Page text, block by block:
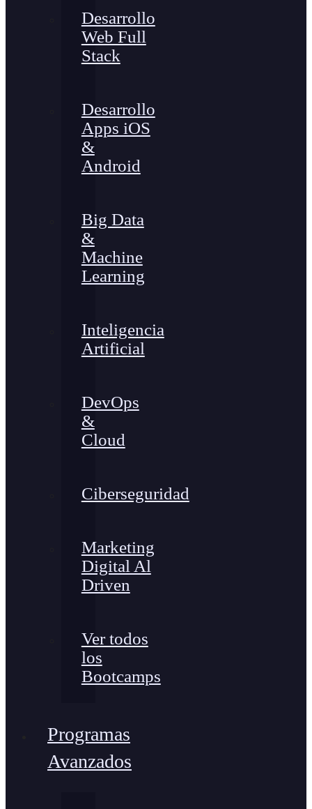
Desarrollo
Web Full
Stack
Desarrollo
Apps iOS
&
Android
Big Data
&
Machine
Learning
Inteligencia
Artificial
DevOps
&
Cloud
Ciberseguridad
Marketing
Digital Al
Driven
Ver todos
los
Bootcamps
Programas
Avanzados